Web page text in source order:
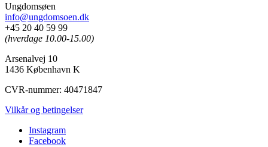
Ungdomsøen
info@ungdomsoen.dk
+45 20 40 59 99
(hverdage 10.00-15.00)
Arsenalvej 10
1436 København K
CVR-nummer: 40471847
Vilkår og betingelser
Instagram
Facebook